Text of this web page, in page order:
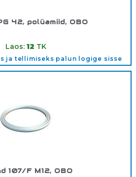
42, polüamiid, OBO
Laos: 12 TK
ja tellimiseks palun logige sisse
107/F M12, OBO